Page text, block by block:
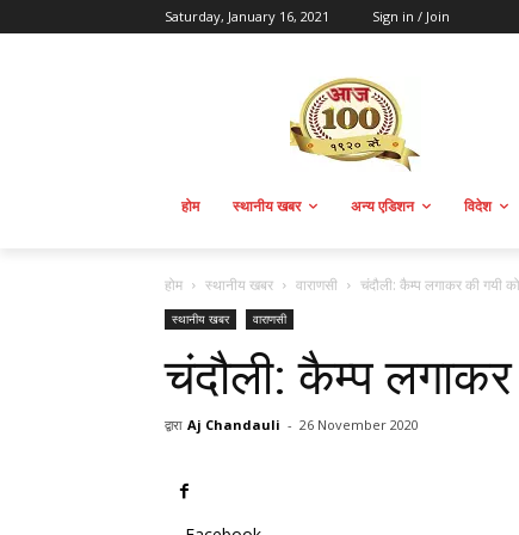
Saturday, January 16, 2021 Sign in / Join
होम स्थानीय खबर अन्य एडिशन विदेश
होम स्थानीय खबर वाराणसी चंदौली: कैम्प लगाकर की गयी
स्थानीय खबर वाराणसी
चंदौली: कैम्प लगाकर
द्वारा Aj Chandauli - 26 November 2020